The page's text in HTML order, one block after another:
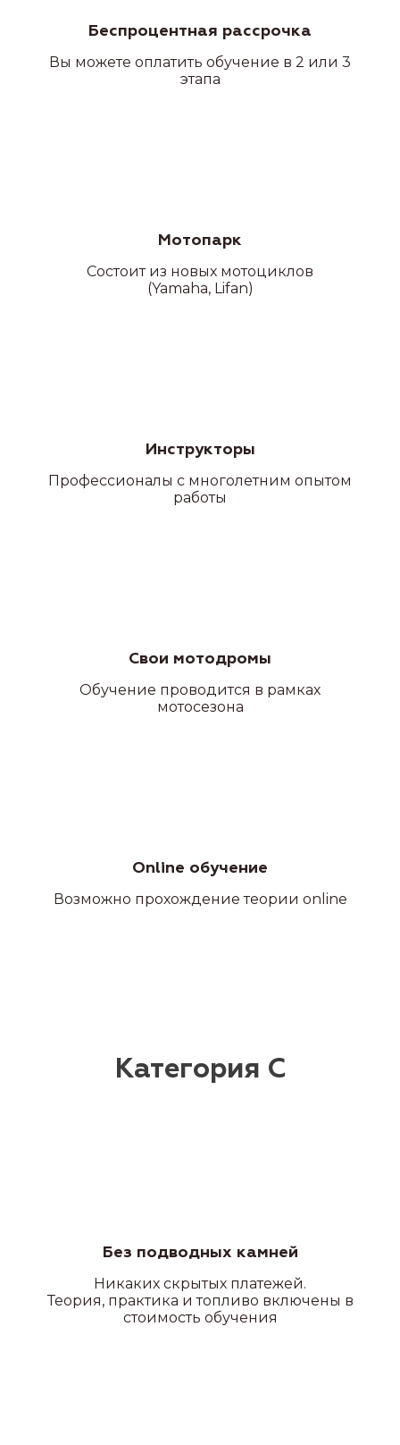
Беспроцентная рассрочка
Вы можете оплатить обучение в 2 или 3
этапа
Мотопарк
Состоит из новых мотоциклов
(Yamaha, Lifan)
Инструкторы
Профессионалы с многолетним опытом
работы
Свои мотодромы
Обучение проводится в рамках
мотосезона
Online обучение
Возможно прохождение теории online
Без подводных камней
Никаких скрытых платежей.
Теория, практика и топливо включены в
стоимость обучения